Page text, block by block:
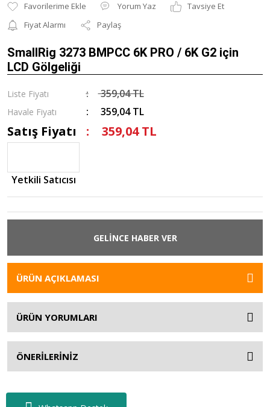
Yorum Yaz
Tavsiye Et
Fiyat Alarmı
Paylaş
SmallRig 3273 BMPCC 6K PRO / 6K G2 için
LCD Gölgeliği
Liste Fiyatı 359,04 TL
Havale Fiyatı 359,04 TL
Satış Fiyatı 359,04 TL
Yetkili Satıcısı
GELİNCE HABER VER
ÜRÜN AÇIKLAMASI
ÜRÜN YORUMLARI
ÖNERİLERİNİZ